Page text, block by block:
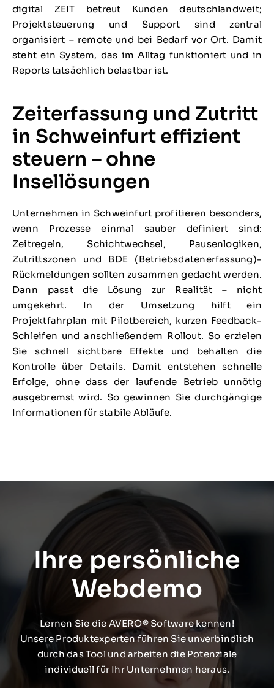
digital ZEIT betreut Kunden deutschlandweit;
Projektsteuerung und Support sind zentral
organisiert – remote und bei Bedarf vor Ort. Damit
steht ein System, das im Alltag funktioniert und in
Reports tatsächlich belastbar ist.
Zeiterfassung und Zutritt
in Schweinfurt effizient
steuern – ohne
Insellösungen
Unternehmen in Schweinfurt profitieren besonders,
wenn Prozesse einmal sauber definiert sind:
Zeitregeln, Schichtwechsel, Pausenlogiken,
Zutrittszonen und BDE (Betriebsdatenerfassung)-
Rückmeldungen sollten zusammen gedacht werden.
Dann passt die Lösung zur Realität – nicht
umgekehrt. In der Umsetzung hilft ein
Projektfahrplan mit Pilotbereich, kurzen Feedback-
Schleifen und anschließendem Rollout. So erzielen
Sie schnell sichtbare Effekte und behalten die
Kontrolle über Details. Damit entstehen schnelle
Erfolge, ohne dass der laufende Betrieb unnötig
ausgebremst wird. So gewinnen Sie durchgängige
Informationen für stabile Abläufe.
Ihre persönliche
Webdemo
Lernen Sie die AVERO® Software kennen!
Unsere Produktexperten führen Sie unverbindlich
durch das Tool und arbeiten die Potenziale
individuell für Ihr Unternehmen heraus.